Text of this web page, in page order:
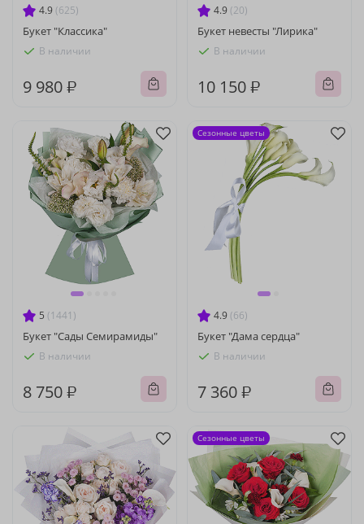
4.9 (625)
Букет "Классика"
В наличии
9 980 ₽
4.9 (20)
Букет невесты "Лирика"
В наличии
10 150 ₽
5 (1441)
Букет "Сады Семирамиды"
В наличии
8 750 ₽
4.9 (66)
Букет "Дама сердца"
В наличии
7 360 ₽
Сезонные цветы
Сезонные цветы